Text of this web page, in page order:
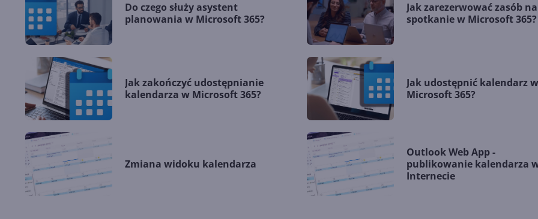
Do czego służy asystent
planowania w Microsoft 365?
Jak zarezerwować zasób na
spotkanie w Microsoft 365?
Jak zakończyć udostępnianie
kalendarza w Microsoft 365?
Jak udostępnić kalendarz
Microsoft 365?
Zmiana widoku kalendarza
Outlook Web App -
publikowanie kalendarza
Internecie